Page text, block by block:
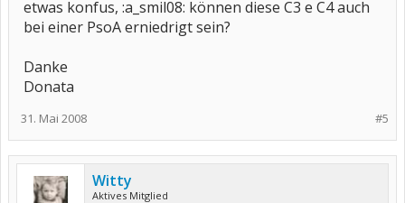
etwas konfus, :a_smil08: können diese C3 e C4 auch
bei einer PsoA erniedrigt sein?
Danke
Donata
#5
31. Mai 2008
Witty
Aktives Mitglied